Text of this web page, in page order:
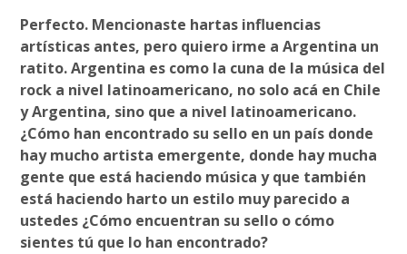
Perfecto. Mencionaste hartas influencias
artísticas antes, pero quiero irme a Argentina un
ratito. Argentina es como la cuna de la música del
rock a nivel latinoamericano, no solo acá en Chile
y Argentina, sino que a nivel latinoamericano.
¿Cómo han encontrado su sello en un país donde
hay mucho artista emergente, donde hay mucha
gente que está haciendo música y que también
está haciendo harto un estilo muy parecido a
ustedes ¿Cómo encuentran su sello o cómo
sientes tú que lo han encontrado?